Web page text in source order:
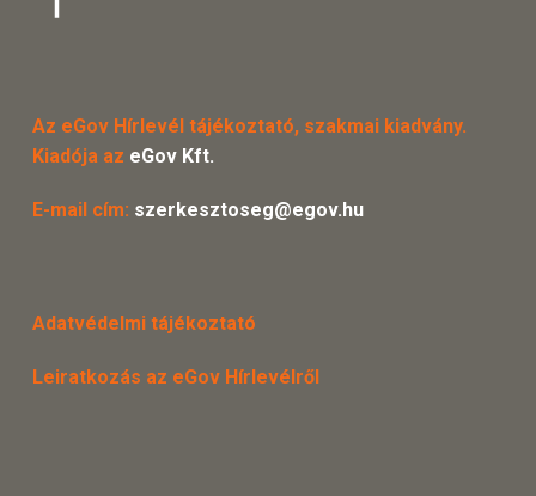
Az eGov Hírlevél tájékoztató, szakmai kiadvány.
Kiadója az eGov Kft.
E-mail cím: szerkesztoseg@egov.hu
Adatvédelmi tájékoztató
Leiratkozás az eGov Hírlevélről